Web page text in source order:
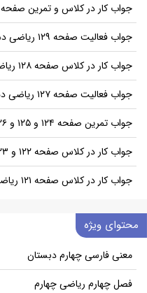
جواب کار در کلاس و تمرین صفحه ۱۳۱ ریاضی دهم
جواب فعالیت صفحه ۱۲۹ ریاضی دهم
جواب کار در کلاس صفحه ۱۲۸ ریاضی دهم
جواب فعالیت صفحه ۱۲۷ ریاضی دهم
جواب تمرین صفحه ۱۲۴ و ۱۲۵ و ۱۲۶ ریاضی دهم
جواب کار در کلاس صفحه ۱۲۲ و ۱۲۳ ریاضی دهم
جواب کار در کلاس صفحه ۱۲۱ ریاضی دهم
محتوای ویژه
معنی فارسی چهارم دبستان
فصل چهارم ریاضی چهارم